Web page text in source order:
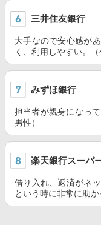
三井住友銀行
大手なので安心感が
く、利用しやすい。（
みずほ銀行
担当者が親身になっ
男性）
楽天銀行スーパ
借り入れ、返済がネ
という時に非常に助